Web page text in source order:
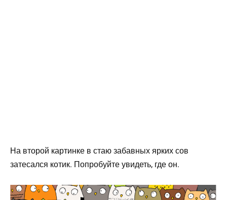
На второй картинке в стаю забавных ярких сов
затесался котик. Попробуйте увидеть, где он.